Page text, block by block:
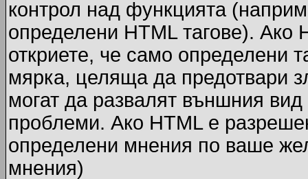
контрол над функцията
определени HTML тагове).
откриете, че само определени
мярка, целяща да предотвари
могат да развалят външния
проблеми. Ако HTML е
определени мнения по ваше
мнения)